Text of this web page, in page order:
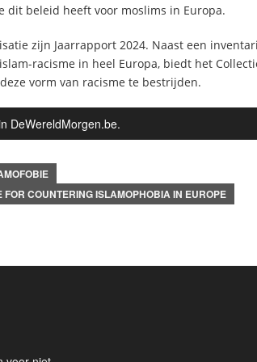
dit beleid heeft voor moslims in Europa.
zijn Jaarrapport 2024. Naast een
racisme in heel Europa, biedt het
vorm van racisme te bestrijden.
DeWereldMorgen.be.
FOR COUNTERING ISLAMOPHOBIA IN EUROPE